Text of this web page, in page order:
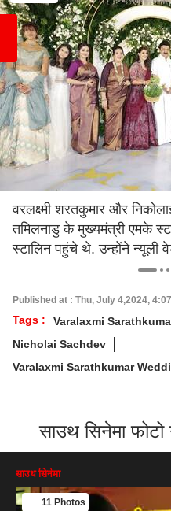
वरलक्ष्मी शरतकुमार और
तमिलनाडु के मुख्यमंत्री एमके
स्टालिन पहुंचे थे. उन्होंने न्यूली
Published at : Thu, July 4,2024,
Tags : Varalaxmi
Nicholai Sachdev
Varalaxmi Sarathkumar
साउथ सिनेमा फोटो
साउथ सिनेमा
11 Photos